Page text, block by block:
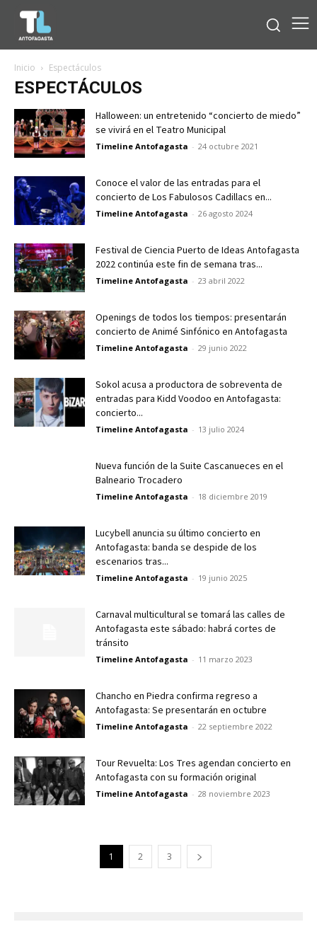
Inicio Espectáculos
ESPECTÁCULOS
Halloween: un entretenido “concierto de miedo”
se vivirá en el Teatro Municipal
Timeline Antofagasta - 24 octubre 2021
Conoce el valor de las entradas para el
concierto de Los Fabulosos Cadillacs en...
Timeline Antofagasta - 26 agosto 2024
Festival de Ciencia Puerto de Ideas Antofagasta
2022 continúa este fin de semana tras...
Timeline Antofagasta - 23 abril 2022
Openings de todos los tiempos: presentarán
concierto de Animé Sinfónico en Antofagasta
Timeline Antofagasta - 29 junio 2022
Sokol acusa a productora de sobreventa de
entradas para Kidd Voodoo en Antofagasta:
concierto...
Timeline Antofagasta - 13 julio 2024
Nueva función de la Suite Cascanueces en el
Balneario Trocadero
Timeline Antofagasta - 18 diciembre 2019
Lucybell anuncia su último concierto en
Antofagasta: banda se despide de los
escenarios tras...
Timeline Antofagasta - 19 junio 2025
Carnaval multicultural se tomará las calles de
Antofagasta este sábado: habrá cortes de
tránsito
Timeline Antofagasta - 11 marzo 2023
Chancho en Piedra confirma regreso a
Antofagasta: Se presentarán en octubre
Timeline Antofagasta - 22 septiembre 2022
Tour Revuelta: Los Tres agendan concierto en
Antofagasta con su formación original
Timeline Antofagasta - 28 noviembre 2023
1 2 3